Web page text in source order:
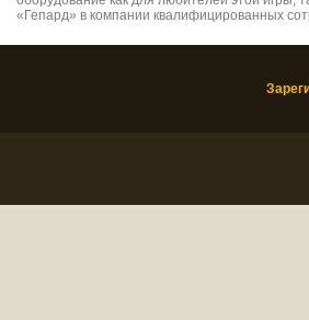
«Гепард» в компании квалифицированных